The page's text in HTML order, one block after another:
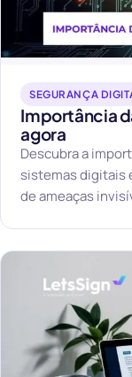
SEGURANÇA
Importância
agora
Descubra a
sistemas digitais
de ameaças